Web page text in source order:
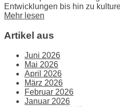
Entwicklungen bis hin zu
Mehr lesen
Artikel aus
Juni 2026
Mai 2026
April 2026
März 2026
Februar 2026
Januar 2026